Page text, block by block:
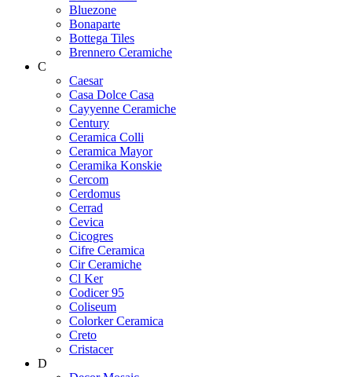
Bluezone
Bonaparte
Bottega Tiles
Brennero Ceramiche
C
Caesar
Casa Dolce Casa
Cayyenne Ceramiche
Century
Ceramica Colli
Ceramica Mayor
Ceramika Konskie
Cercom
Cerdomus
Cerrad
Cevica
Cicogres
Cifre Ceramica
Cir Ceramiche
Cl Ker
Codicer 95
Coliseum
Colorker Ceramica
Creto
Cristacer
D